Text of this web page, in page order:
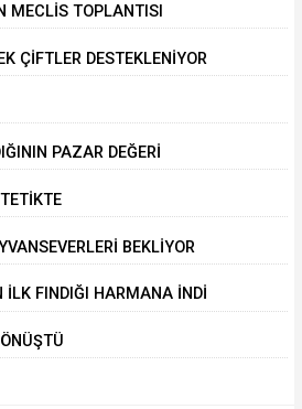
MECLİS TOPLANTISI
ÇİFTLER DESTEKLENİYOR
PAZAR DEĞERİ
BEKLİYOR
İLK FINDIĞI HARMANA İNDİ